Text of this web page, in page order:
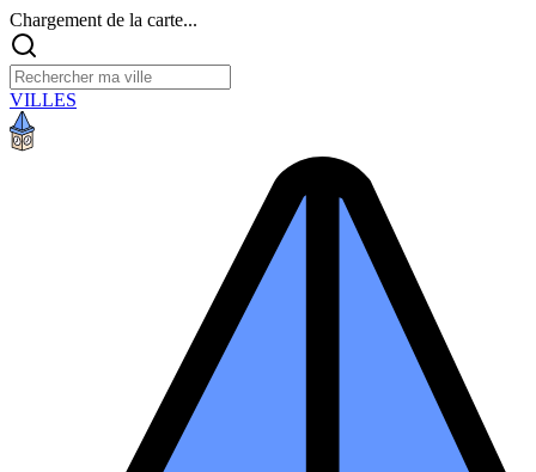
Chargement de la carte...
VILLES